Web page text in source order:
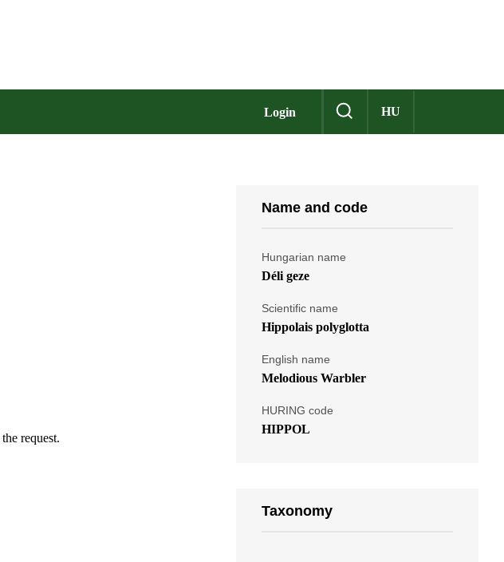
Login HU
Name and code
Hungarian name
Déli geze
Scientific name
Hippolais polyglotta
English name
Melodious Warbler
HURING code
HIPPOL
Taxonomy